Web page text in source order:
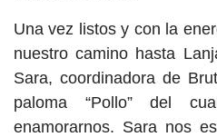
Una vez listos y con la
nuestro camino hasta
Sara, coordinadora de
paloma “Pollo” del
enamorarnos. Sara nos